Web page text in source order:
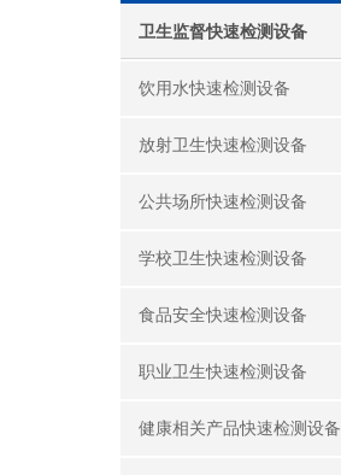
卫生监督快速检测设备
饮用水快速检测设备
放射卫生快速检测设备
公共场所快速检测设备
学校卫生快速检测设备
食品安全快速检测设备
职业卫生快速检测设备
健康相关产品快速检测设备